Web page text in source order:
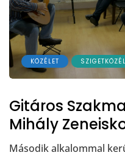
KÖZÉLET
Gitáros
Mihály
Második alkalommal